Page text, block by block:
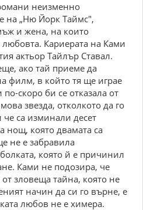
неизменно
на „Ню Йорк Таймс",
и жена, на които
любовта. Кариерата на Ками
актьор Тайлър Ставал.
ако тай приеме да
филм, в който тя ще играе
скоро би се отказала от
звезда, отколкото да го
че са изминали десет
нощ, която двамата са
не е забравила
която й е причинил
Ками не подозира, че
зловеща тайна, която не
начин да си го върне, е
любов не е химера.